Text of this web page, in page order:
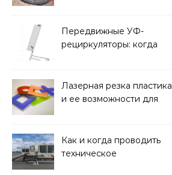
и советы по выбору
Передвижные УФ-
рециркуляторы: когда
Лазерная резка пластика
и ее возможности для
Как и когда проводить
техническое